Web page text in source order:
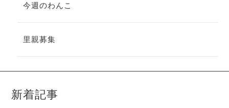
今週のわんこ
里親募集
新着記事